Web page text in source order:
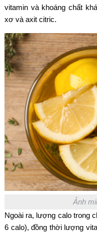
vitamin và khoáng chất
xơ và axit citric.
Ảnh
Ngoài ra, lượng calo trong
6 calo), đồng thời lượng